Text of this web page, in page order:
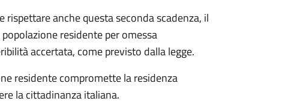
anche questa seconda scadenza, il
residente per omessa
accertata, come previsto dalla legge.
residente compromette la residenza
la cittadinanza italiana.